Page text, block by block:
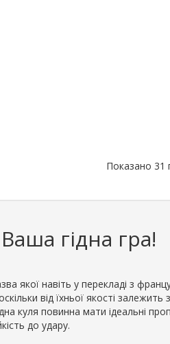
Показано 31
гідна гра!
якої навіть у перекладі з
від їхньої якості залежить
куля повинна мати ідеальні
до удару.